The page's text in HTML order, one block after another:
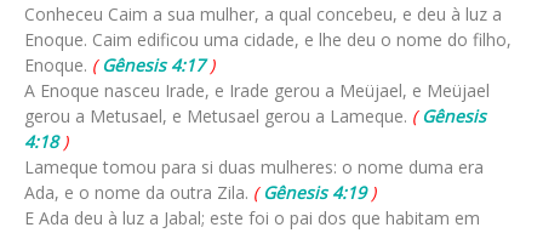
Conheceu Caim a sua mulher, a qual concebeu, e deu à luz a
Enoque. Caim edificou uma cidade, e lhe deu o nome do filho,
Enoque. (Gênesis 4:17)
A Enoque nasceu Irade, e Irade gerou a Meüjael, e Meüjael
gerou a Metusael, e Metusael gerou a Lameque. (Gênesis
4:18)
Lameque tomou para si duas mulheres: o nome duma era
Ada, e o nome da outra Zila. (Gênesis 4:19)
E Ada deu à luz a Jabal; este foi o pai dos que habitam em